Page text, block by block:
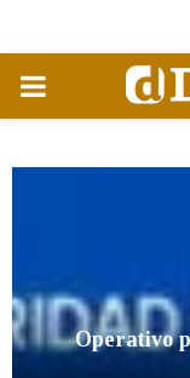
MENÚ
Operativo